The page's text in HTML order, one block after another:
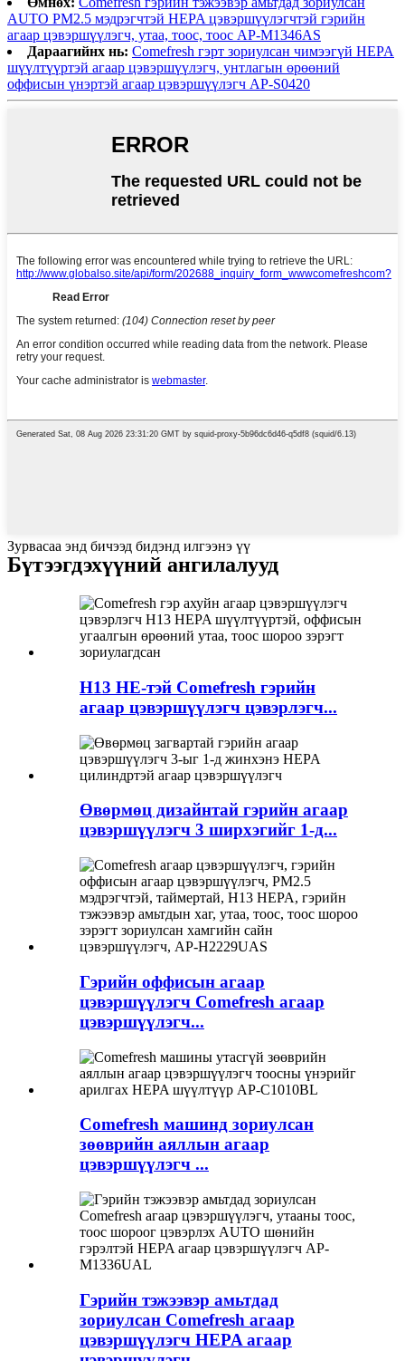
AUTO PM2.5 мэдрэгчтэй HEPA цэвэршүүлэгчтэй гэрийн
агаар цэвэршүүлэгч, утаа, тоос, тоос AP-M1346AS
Дараагийнх нь: Comefresh гэрт зориулсан чимээгүй HEPA
шүүлтүүртэй агаар цэвэршүүлэгч, унтлагын өрөөний
оффисын үнэртэй агаар цэвэршүүлэгч AP-S0420
Зурвасаа энд бичээд бидэнд илгээнэ үү
Бүтээгдэхүүний ангилалууд
H13 HE-тэй Comefresh гэрийн
агаар цэвэршүүлэгч цэвэрлэгч...
Өвөрмөц дизайнтай гэрийн агаар
цэвэршүүлэгч 3 ширхэгийг 1-д...
Гэрийн оффисын агаар
цэвэршүүлэгч Comefresh агаар
цэвэршүүлэгч...
Comefresh машинд зориулсан
зөөврийн аяллын агаар
цэвэршүүлэгч ...
Гэрийн тэжээвэр амьтдад
зориулсан Comefresh агаар
цэвэршүүлэгч HEPA агаар